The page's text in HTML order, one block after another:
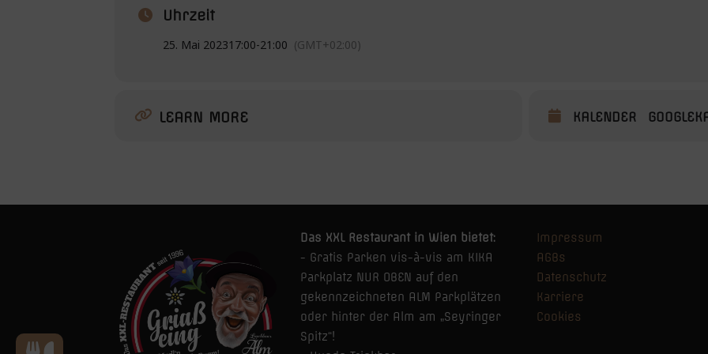
Uhrzeit
25. Mai 202317:00-21:00 (GMT+02:00)
LEARN MORE KALENDER
Das XXL Restaurant in Wien bietet:
- Gratis Parken vis-à-vis am KIKA
Parkplatz NUR OBEN auf den
gekennzeichneten ALM Parkplätzen
oder hinter der Alm am „Seyringer
Spitz“!
Impressum
AGBs
Datenschutz
Karriere
Cookies